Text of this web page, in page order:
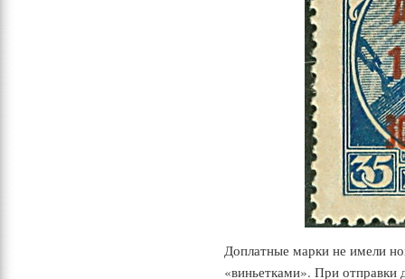
Доплатные марки не имели
«виньетками». При отправки